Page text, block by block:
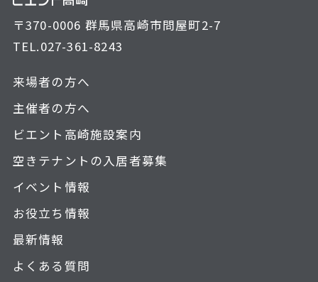
〒370-0006 群馬県高崎市問屋町2-7
TEL.027-361-8243
来場者の方へ
主催者の方へ
ビエント高崎施設案内
空きテナントの入居者募集
イベント情報
お役立ち情報
最新情報
よくある質問